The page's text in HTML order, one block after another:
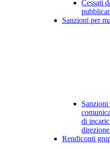
Cessati
Sanzioni per
Sanzioni
di
Rendiconti